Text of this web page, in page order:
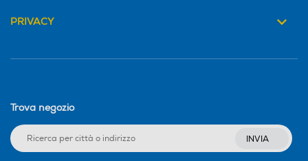
PRIVACY
Trova negozio
INVIA